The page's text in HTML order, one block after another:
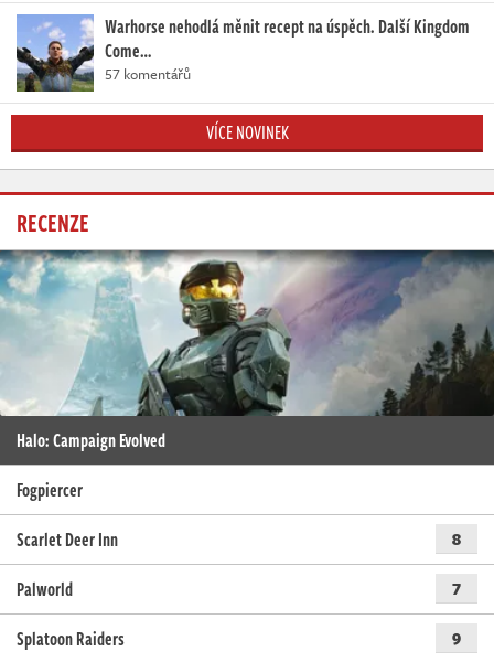
Warhorse nehodlá měnit recept na úspěch. Další Kingdom
Come…
57 komentářů
VÍCE NOVINEK
RECENZE
Halo: Campaign Evolved
Fogpiercer
Scarlet Deer Inn
8
Palworld 7
Splatoon Raiders 9